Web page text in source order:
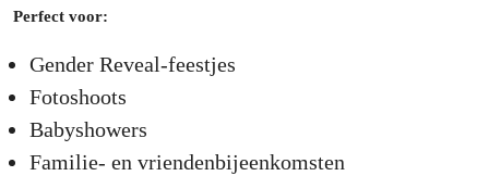
Perfect voor:
Gender Reveal-feestjes
Fotoshoots
Babyshowers
Familie- en vriendenbijeenkomsten